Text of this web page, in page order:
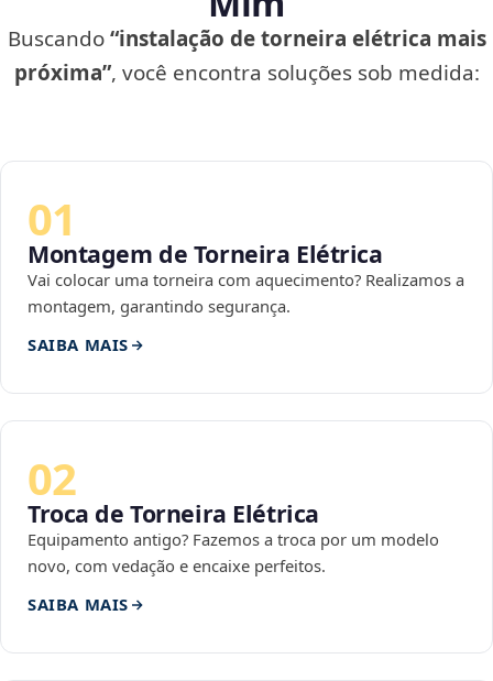
Buscando“instalação de torneira elétrica mais
próxima”, você encontra soluções sob medida:
01
Montagem de Torneira Elétrica
Vai colocar uma torneira com aquecimento? Realizamos a
montagem, garantindo segurança.
SAIBA MAIS
02
Troca de Torneira Elétrica
Equipamento antigo? Fazemos a troca por um modelo
novo, com vedação e encaixe perfeitos.
SAIBA MAIS